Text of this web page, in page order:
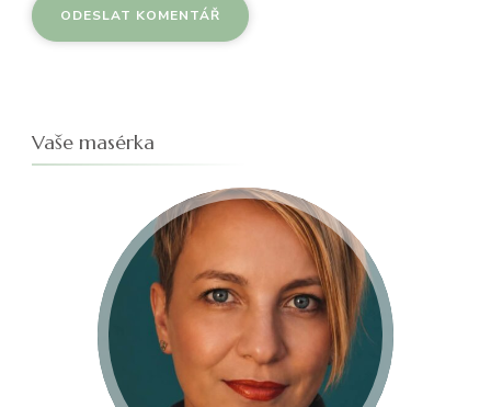
Vaše masérka